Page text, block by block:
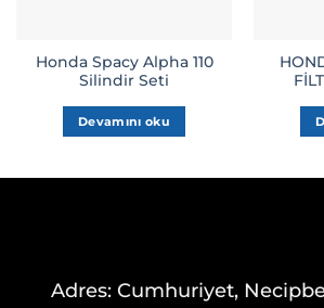
Honda Spacy Alpha 110
Silindir Seti
Devamını oku
Adres: Cumhuriyet,